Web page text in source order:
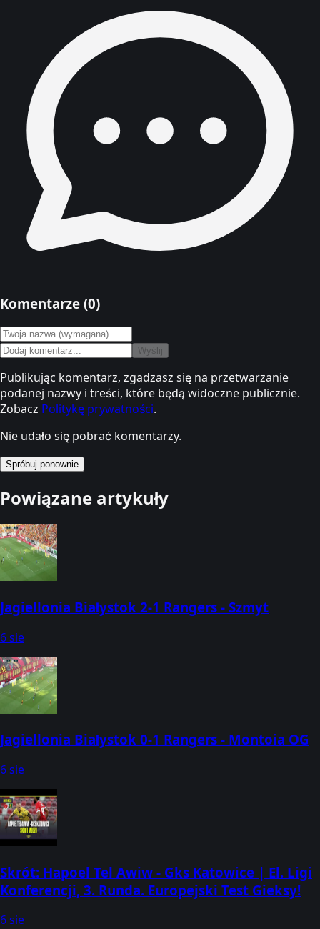
Komentarze (0)
Wyślij
Publikując komentarz, zgadzasz się na przetwarzanie
podanej nazwy i treści, które będą widoczne publicznie.
Zobacz Politykę prywatności.
Nie udało się pobrać komentarzy.
Spróbuj ponownie
Powiązane artykuły
Jagiellonia Białystok 2-1 Rangers - Szmyt
6 sie
Jagiellonia Białystok 0-1 Rangers - Montoia OG
6 sie
Skrót: Hapoel Tel Awiw - Gks Katowice | El. Ligi
Konferencji, 3. Runda. Europejski Test Gieksy!
6 sie